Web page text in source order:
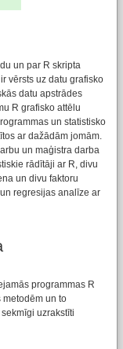
un par R skripta
vērsts uz datu grafisko
datu apstrādes
R grafisko attēlu
un statistisko
ar dažādām jomām.
un maģistra darba
rādītāji ar R, divu
un divu faktoru
regresijas analīze ar
programmas R
un to
uzrakstīti